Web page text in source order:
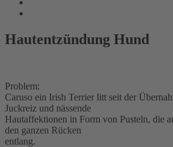
Hautentzündung Hund
Problem:
Caruso ein Irish Terrier litt seit der
Juckreiz und nässende
Hautaffektionen in Form von Pusteln, die
den ganzen Rücken
entlang.